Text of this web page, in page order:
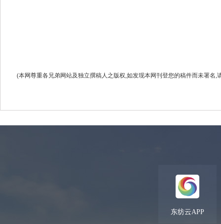
(本网尊重各兄弟网站及独立撰稿人之版权,如发现本网刊登您的稿件而未署名,
东纺云APP